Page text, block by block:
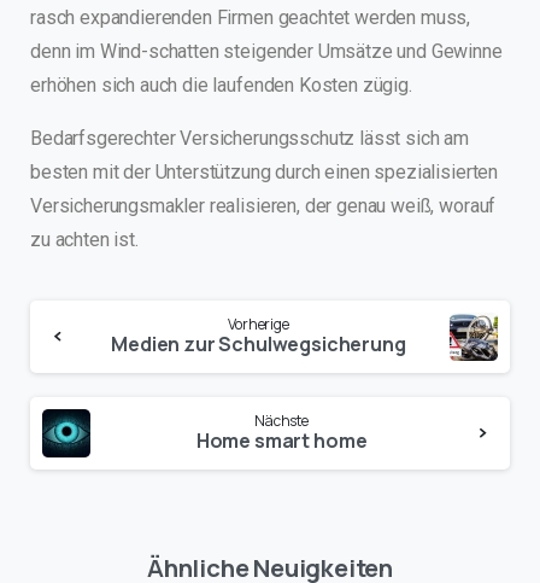
rasch expandierenden Firmen geachtet werden muss,
denn im Wind-schatten steigender Umsätze und Gewinne
erhöhen sich auch die laufenden Kosten zügig.
Bedarfsgerechter Versicherungsschutz lässt sich am
besten mit der Unterstützung durch einen spezialisierten
Versicherungsmakler realisieren, der genau weiß, worauf
zu achten ist.
Vorherige
Medien zur Schulwegsicherung
Nächste
Home smart home
Ähnliche Neuigkeiten